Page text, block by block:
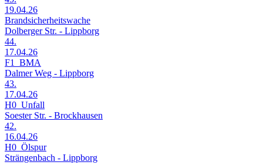
19.04.26
Brandsicherheitswache
Dolberger Str. - Lippborg
44.
17.04.26
F1_BMA
Dalmer Weg - Lippborg
43.
17.04.26
H0_Unfall
Soester Str. - Brockhausen
42.
16.04.26
H0_Ölspur
Strängenbach - Lippborg